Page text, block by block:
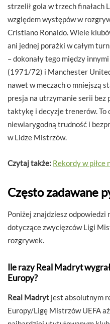
strzelił gola w trzech
względem występów w
Cristiano Ronaldo. Wiele
ani jednej porażki w całym
– dokonały tego między
(1971/72) i Manchester
nawet w meczach o mniejszą
presja na utrzymanie serii bez
taktykę i decyzje trenerów. To
niewiarygodną trudność i
w Lidze Mistrzów.
Czytaj także: Rekordy w piłce
Często zadawane
Poniżej znajdziesz odpowiedzi
dotyczące zwycięzców Ligi
rozgrywek.
Ile razy Real Madryt
Europy?
Real Madryt jest absolutnym
Europy/Ligę Mistrzów UEFA aż